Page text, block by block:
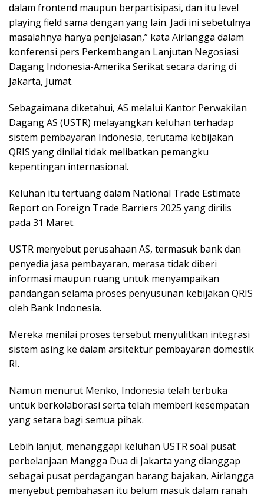
dalam frontend maupun berpartisipasi, dan itu level
playing field sama dengan yang lain. Jadi ini sebetulnya
masalahnya hanya penjelasan,” kata Airlangga dalam
konferensi pers Perkembangan Lanjutan Negosiasi
Dagang Indonesia-Amerika Serikat secara daring di
Jakarta, Jumat.
Sebagaimana diketahui, AS melalui Kantor Perwakilan
Dagang AS (USTR) melayangkan keluhan terhadap
sistem pembayaran Indonesia, terutama kebijakan
QRIS yang dinilai tidak melibatkan pemangku
kepentingan internasional.
Keluhan itu tertuang dalam National Trade Estimate
Report on Foreign Trade Barriers 2025 yang dirilis
pada 31 Maret.
USTR menyebut perusahaan AS, termasuk bank dan
penyedia jasa pembayaran, merasa tidak diberi
informasi maupun ruang untuk menyampaikan
pandangan selama proses penyusunan kebijakan QRIS
oleh Bank Indonesia.
Mereka menilai proses tersebut menyulitkan integrasi
sistem asing ke dalam arsitektur pembayaran domestik
RI.
Namun menurut Menko, Indonesia telah terbuka
untuk berkolaborasi serta telah memberi kesempatan
yang setara bagi semua pihak.
Lebih lanjut, menanggapi keluhan USTR soal pusat
perbelanjaan Mangga Dua di Jakarta yang dianggap
sebagai pusat perdagangan barang bajakan, Airlangga
menyebut pembahasan itu belum masuk dalam ranah